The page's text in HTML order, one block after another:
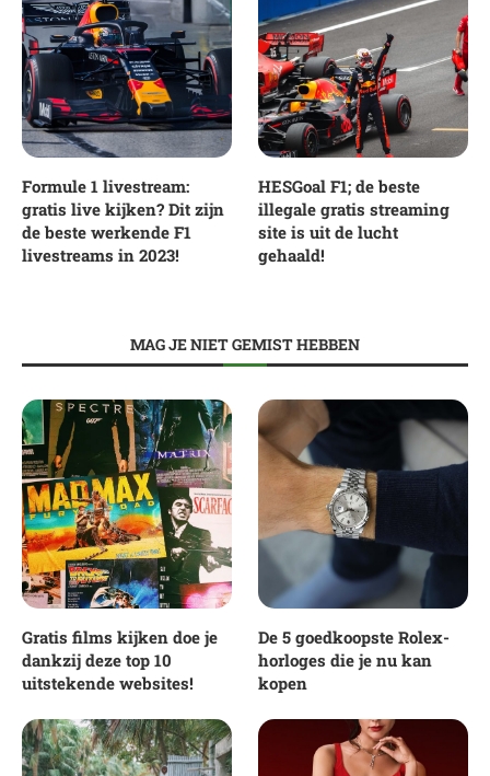
Formule 1 livestream:
gratis live kijken? Dit zijn
de beste werkende F1
livestreams in 2023!
HESGoal F1; de beste
illegale gratis streaming
site is uit de lucht
gehaald!
MAG JE NIET GEMIST HEBBEN
Gratis films kijken doe je
dankzij deze top 10
uitstekende websites!
De 5 goedkoopste Rolex-
horloges die je nu kan
kopen